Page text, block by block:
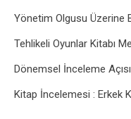
Yönetim Olgusu Üzerine
Tehlikeli Oyunlar Kitabı
Dönemsel İnceleme
Kitap İncelemesi : Erkek